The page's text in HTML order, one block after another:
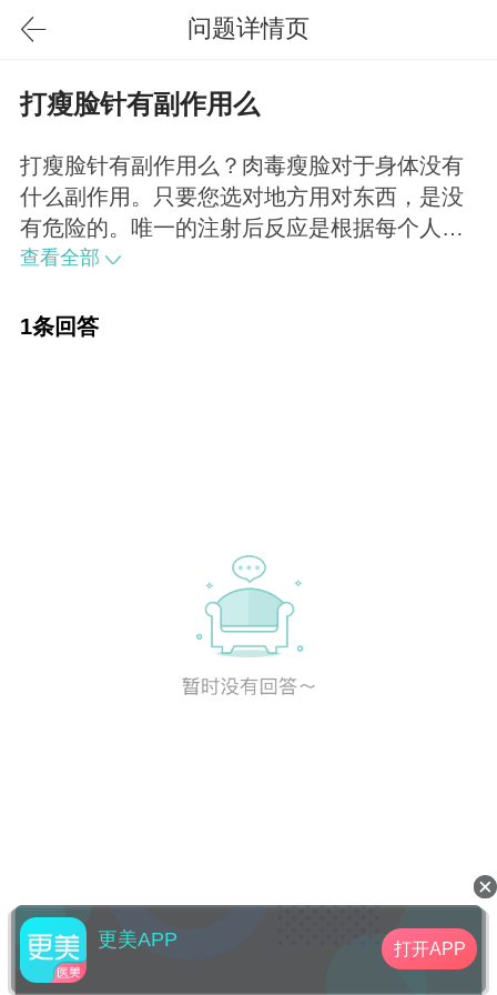
问题详情页
打瘦脸针有副作用么
打瘦脸针有副作用么？肉毒瘦脸对于身体没有
什么副作用。只要您选对地方用对东西，是没
有危险的。唯一的注射后反应是根据每个人的
敏感程度不同，有些会出现打完一两天咬肌酸
快又恢复自如，另外不排除操作不规范导致有
查看全部
1条回答
更美APP 打开APP